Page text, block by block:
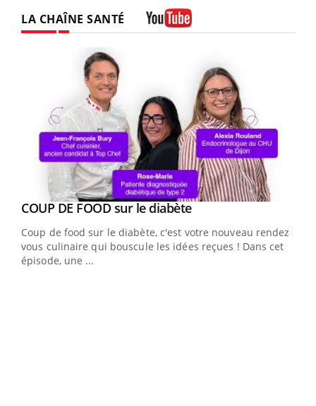
LA CHAÎNE SANTÉ
Youtube
COUP DE FOOD sur le diabèteYoutube
Coup de food sur le diabète, c'est votre nouveau rendez-
vous culinaire qui bouscule les idées reçues ! Dans cet
épisode, une ...